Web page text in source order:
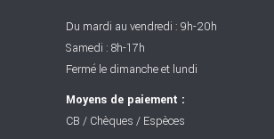
Du mardi au vendredi : 9h-20h
Samedi : 8h-17h
Fermé le dimanche et lundi
Moyens de paiement :
CB / Chèques / Espèces